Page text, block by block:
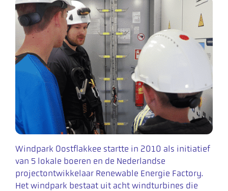
Windpark Oostflakkee startte in 2010 als initiatief
van 5 lokale boeren en de Nederlandse
projectontwikkelaar Renewable Energie Factory.
Het windpark bestaat uit acht windturbines die